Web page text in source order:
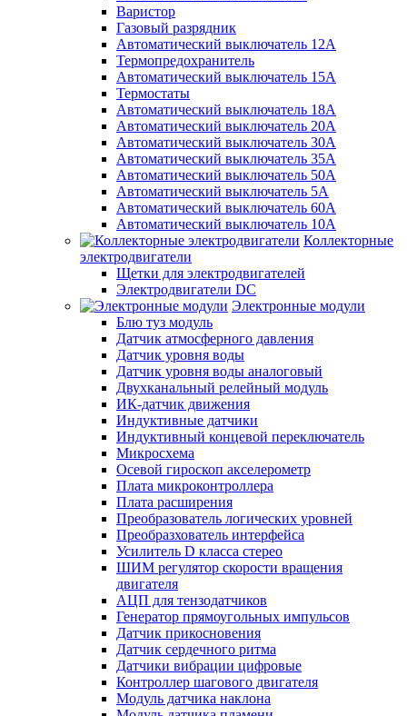
Варистор
Газовый разрядник
Автоматический выключатель 12А
Термопредохранитель
Автоматический выключатель 15А
Термостаты
Автоматический выключатель 18А
Автоматический выключатель 20А
Автоматический выключатель 30А
Автоматический выключатель 35А
Автоматический выключатель 50А
Автоматический выключатель 5А
Автоматический выключатель 60А
Автоматический выключатель 10А
Коллекторные
электродвигатели
Щетки для электродвигателей
Электродвигатели DC
Электронные модули
Блю туз модуль
Датчик атмосферного давления
Датчик уровня воды
Датчик уровня воды аналоговый
Двухканальный релейный модуль
ИК-датчик движения
Индуктивные датчики
Индуктивный концевой переключатель
Микросхема
Осевой гироскоп акселерометр
Плата микроконтроллера
Плата расширения
Преобразователь логических уровней
Преобразхователь интерфейса
Усилитель D класса стерео
ШИМ регулятор скорости вращения
двигателя
АЦП для тензодатчиков
Генератор прямоугольных импульсов
Датчик прикосновения
Датчик сердечного ритма
Датчики вибрации цифровые
Контроллер шагового двигателя
Модуль датчика наклона